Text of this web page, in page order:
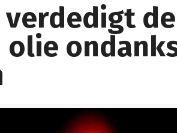
verdedigt de